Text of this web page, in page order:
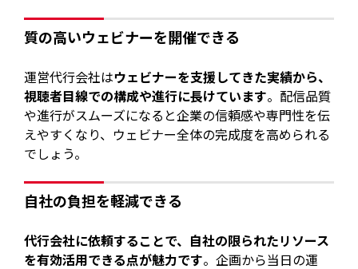
質の高いウェビナーを開催できる
運営代行会社はウェビナーを支援してきた実績から、
視聴者目線での構成や進行に長けています。配信品質
や進行がスムーズになると企業の信頼感や専門性を伝
えやすくなり、ウェビナー全体の完成度を高められる
でしょう。
自社の負担を軽減できる
代行会社に依頼することで、自社の限られたリソース
を有効活用できる点が魅力です。企画から当日の運